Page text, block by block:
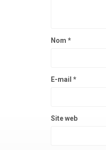
Nom *
E-mail *
Site web